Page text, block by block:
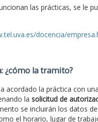
las prácticas, se le
docencia/
¿cómo la tramito?
acordado la práctica con
la solicitud de
se incluirán los datos
el horario, lugar de